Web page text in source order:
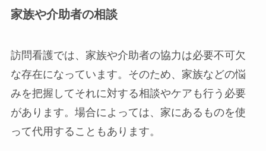
家族や介助者の相談
訪問看護では、家族や介助者の協力は必要不可欠
な存在になっています。そのため、家族などの悩
みを把握してそれに対する相談やケアも行う必要
があります。場合によっては、家にあるものを使
って代用することもあります。